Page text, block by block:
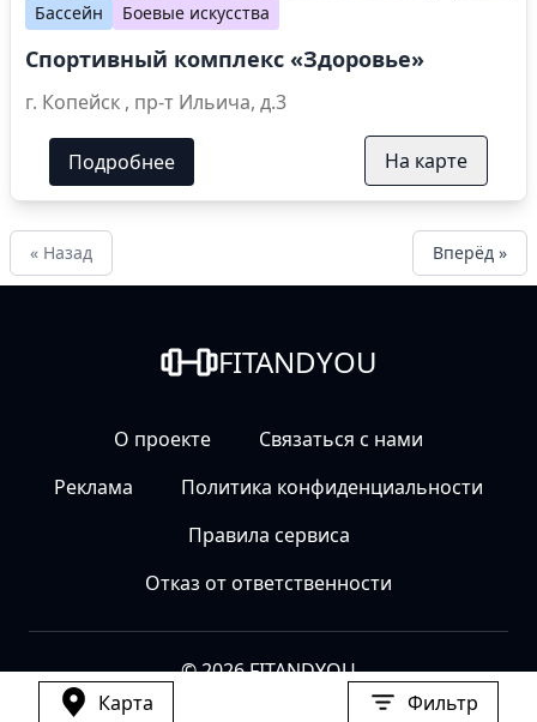
Карта Фильтр
Бассейн Боевые искусства
Спортивный комплекс «Здоровье»
г. Копейск , пр-т Ильича, д.3
Подробнее На карте
« Назад Вперёд »
FITANDYOU
О проекте
Связаться с нами
Реклама
Политика конфиденциальности
Правила сервиса
Отказ от ответственности
© 2026 FITANDYOU